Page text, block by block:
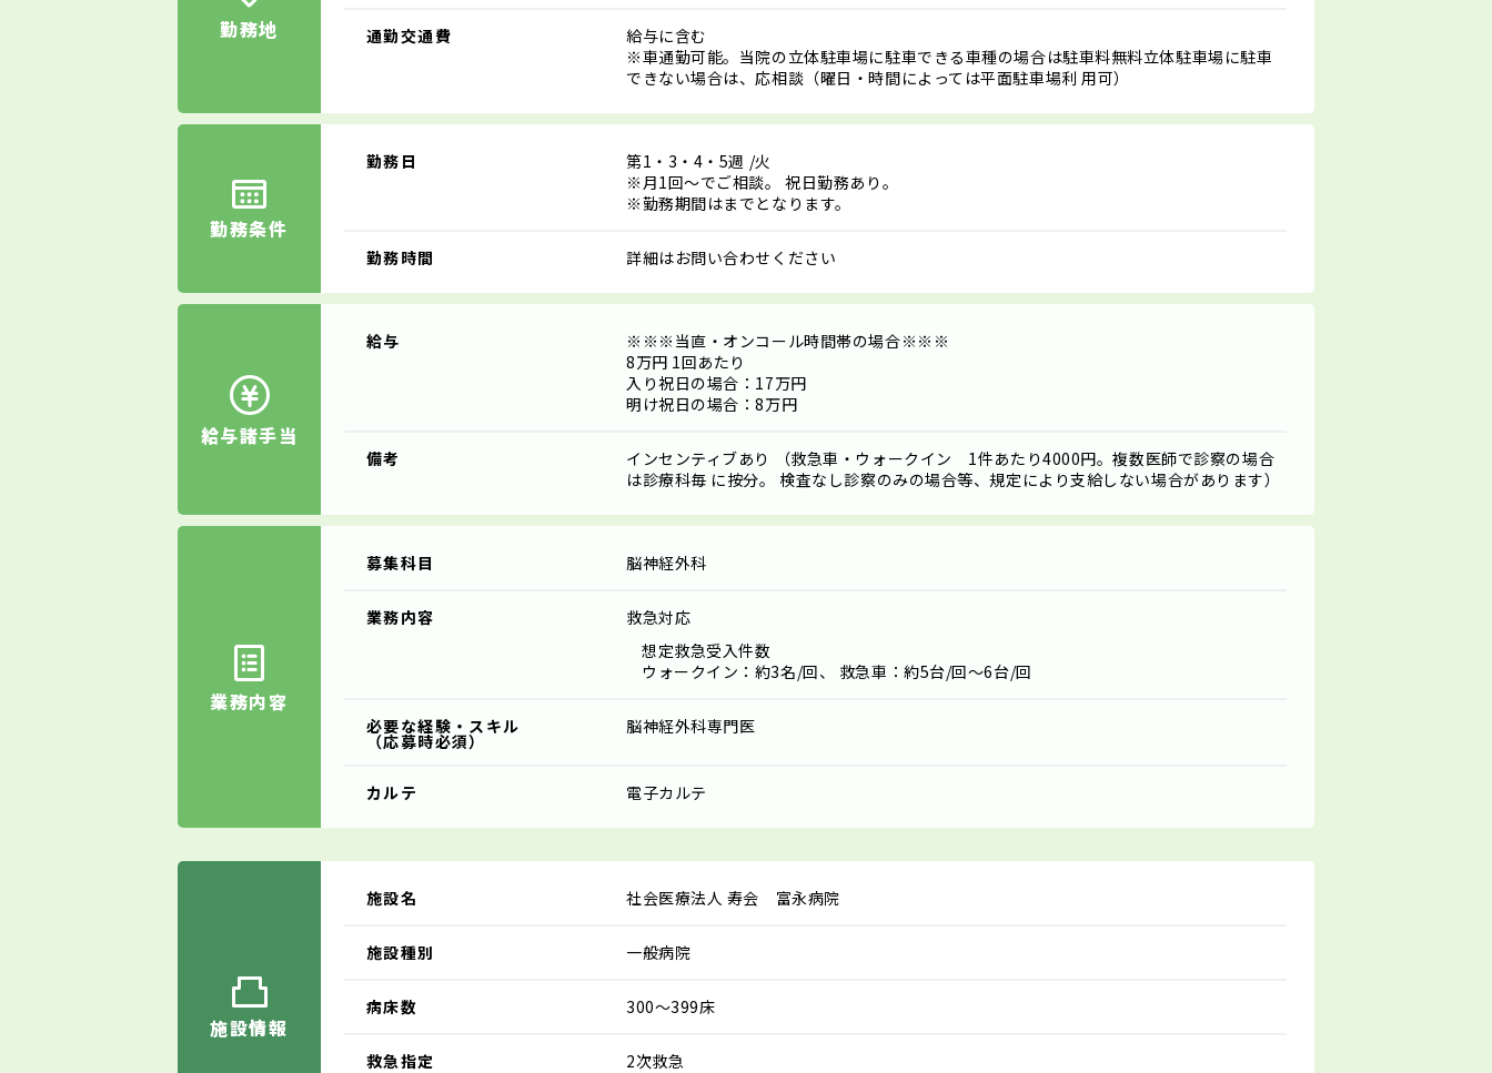
勤務地 通勤交通費
給与に含む
※車通勤可能。当院の立体駐車場に駐車できる車種の場合は駐車料無料立体駐車場に駐車
できない場合は、応相談（曜日・時間によっては平面駐車場利 用可）
勤務条件
勤務日 第1・3・4・5週 /火
※月1回～でご相談。 祝日勤務あり。
※勤務期間はまでとなります。
勤務時間 詳細はお問い合わせください
給与諸手当
給与
※※※当直・オンコール時間帯の場合※※※
8万円 1回あたり
入り祝日の場合：17万円
明け祝日の場合：8万円
備考
インセンティブあり （救急車・ウォークイン 1件あたり4000円。複数医師で診察の場合
は診療科毎 に按分。 検査なし診察のみの場合等、規定により支給しない場合があります）
業務内容
募集科目 脳神経外科
業務内容
救急対応
想定救急受入件数
ウォークイン：約3名/回、 救急車：約5台/回～6台/回
必要な経験・スキル
（応募時必須）
脳神経外科専門医
カルテ 電子カルテ
施設情報
施設名 社会医療法人 寿会 富永病院
施設種別 一般病院
病床数 300～399床
救急指定 2次救急